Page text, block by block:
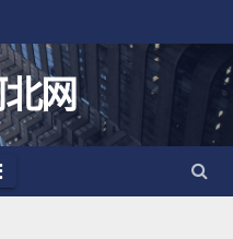
网